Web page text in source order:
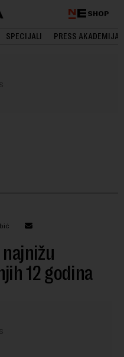
SHOP
SPECIJALI PRESS AKADEMIJA
12 godina